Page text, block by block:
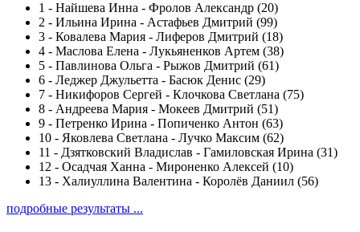
1 - Найшева Инна - Фролов Александр (20)
2 - Ильина Ирина - Астафьев Дмитрий (99)
3 - Ковалева Мария - Лиферов Дмитрий (18)
4 - Маслова Елена - Лукьяненков Артем (38)
5 - Павлинова Ольга - Рыжов Дмитрий (61)
6 - Леджер Джульетта - Басюк Денис (29)
7 - Никифоров Сергей - Клочкова Светлана (75)
8 - Андреева Мария - Мокеев Дмитрий (51)
9 - Петренко Ирина - Попиченко Антон (63)
10 - Яковлева Светлана - Лучко Максим (62)
11 - Дзятковский Владислав - Гамиловская Ирина (31)
12 - Осадчая Ханна - Мироненко Алексей (10)
13 - Халиуллина Валентина - Королёв Даниил (56)
подробные результаты ...